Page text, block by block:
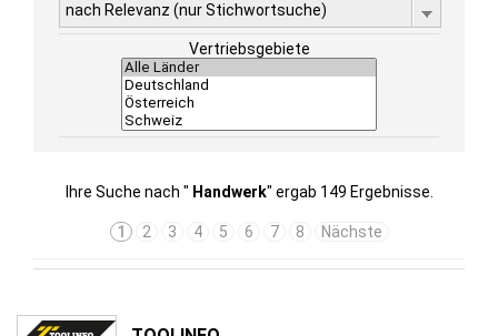
nach Relevanz (nur Stichwortsuche)
Vertriebsgebiete
Ihre Suche nach " Handwerk" ergab 149 Ergebnisse.
1 2 3 4 5 6 7 8 Nächste